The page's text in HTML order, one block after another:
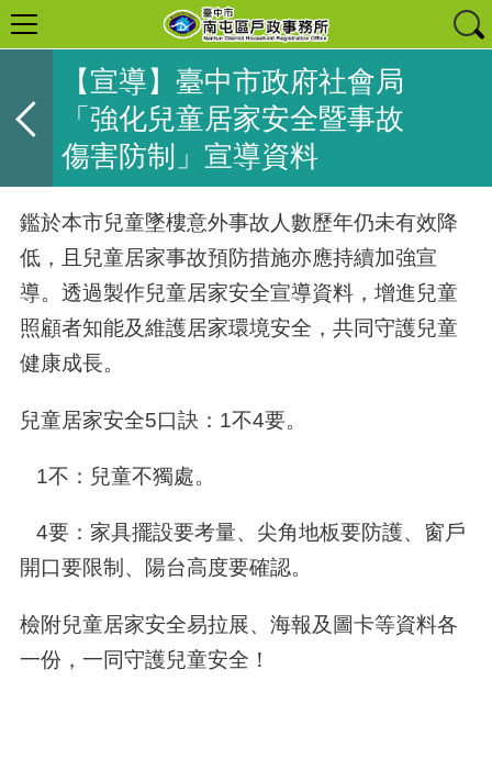
【宣導】臺中市政府社會局
「強化兒童居家安全暨事故
傷害防制」宣導資料
鑑於本市兒童墜樓意外事故人數歷年仍未有效降
低，且兒童居家事故預防措施亦應持續加強宣
導。透過製作兒童居家安全宣導資料，增進兒童
照顧者知能及維護居家環境安全，共同守護兒童
健康成長。
兒童居家安全5口訣：1不4要。
1不：兒童不獨處。
4要：家具擺設要考量、尖角地板要防護、窗戶
開口要限制、陽台高度要確認。
檢附兒童居家安全易拉展、海報及圖卡等資料各
一份，一同守護兒童安全！